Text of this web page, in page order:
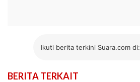
Ikuti berita terkini Suara.com di:
BERITA TERKAIT